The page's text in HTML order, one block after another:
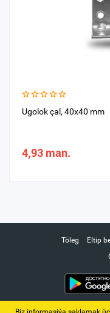
Ugolok çal, 40х40 mm
4,93 man.
Töleg Eltip